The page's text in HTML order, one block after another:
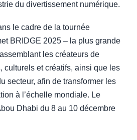
du divertissement numérique.
le cadre de la tournée
BRIDGE 2025 – la plus grande
les créateurs de
culturels et créatifs, ainsi que les
secteur, afin de transformer les
à l’échelle mondiale. Le
Dhabi du 8 au 10 décembre